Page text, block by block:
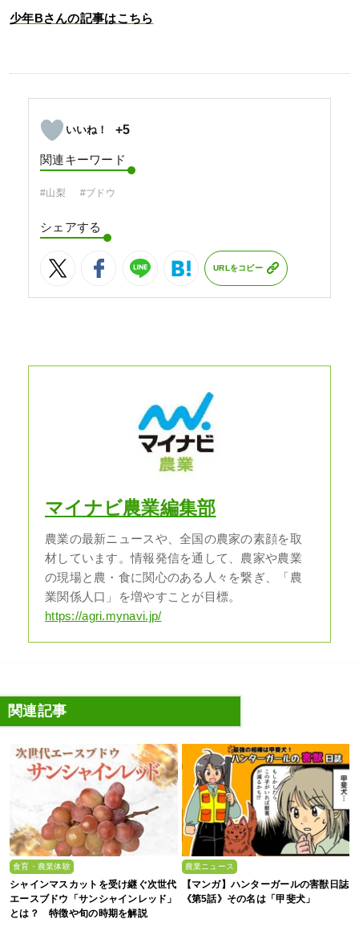
少年Bさんの記事はこちら
+5
関連キーワード
#山梨 #ブドウ
シェアする
URLをコピー
マイナビ農業編集部
農業の最新ニュースや、全国の農家の素顔を取
材しています。情報発信を通して、農家や農業
の現場と農・食に関心のある人々を繋ぎ、「農
業関係人口」を増やすことが目標。
https://agri.mynavi.jp/
関連記事
食育・農業体験
シャインマスカットを受け継ぐ次世代
エースブドウ「サンシャインレッド」
とは？ 特徴や旬の時期を解説
農業ニュース
【マンガ】ハンターガールの害獣日誌
《第5話》その名は「甲斐犬」